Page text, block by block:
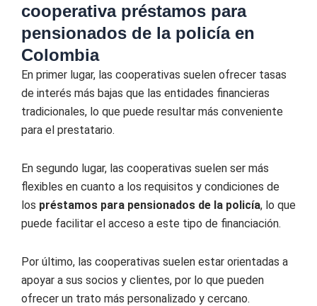
cooperativa préstamos para
pensionados de la policía en
Colombia
En primer lugar, las cooperativas suelen ofrecer tasas
de interés más bajas que las entidades financieras
tradicionales, lo que puede resultar más conveniente
para el prestatario.
En segundo lugar, las cooperativas suelen ser más
flexibles en cuanto a los requisitos y condiciones de
los préstamos para pensionados de la policía, lo que
puede facilitar el acceso a este tipo de financiación.
Por último, las cooperativas suelen estar orientadas a
apoyar a sus socios y clientes, por lo que pueden
ofrecer un trato más personalizado y cercano.